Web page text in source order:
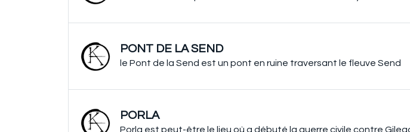
PONT DE LA SEND
le Pont de la Send est un pont en ruine traversant le fleuve Send
PORLA
Porla est peut-être le lieu où a débuté la guerre civile contre